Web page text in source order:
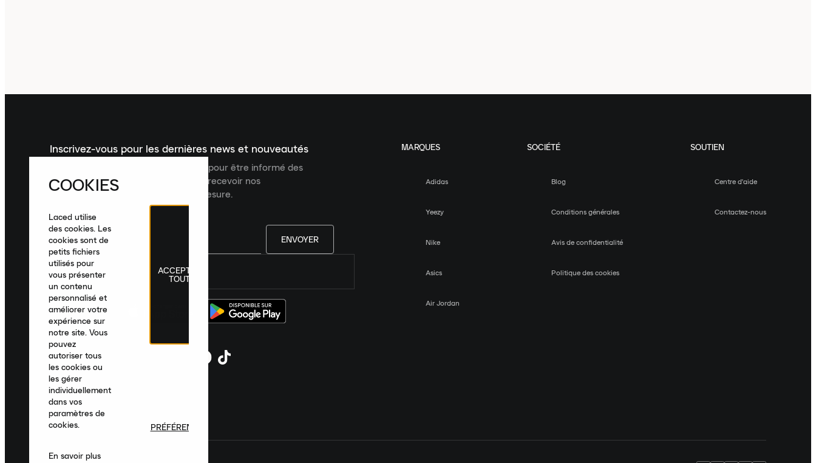
Inscrivez-vous pour les dernières news et nouveautés
Inscrivez-vous à la newsletter Laced pour être informé des
dernières nouveautés, collections et recevoir nos
recommandations de produits sur mesure.
ENVOYER
France|Français
MARQUES
Adidas
Yeezy
Nike
Asics
Air Jordan
SOCIÉTÉ
Blog
Conditions générales
Avis de confidentialité
Politique des cookies
SOUTIEN
Centre d'aide
Contactez-nous
COOKIES
Laced utilise
des cookies. Les
cookies sont de
petits fichiers
utilisés pour
vous présenter
un contenu
personnalisé et
améliorer votre
expérience sur
notre site. Vous
pouvez
autoriser tous
les cookies ou
les gérer
individuellement
dans vos
paramètres de
cookies.
En savoir plus
ACCEPTER
TOUT
PRÉFÉRENCES